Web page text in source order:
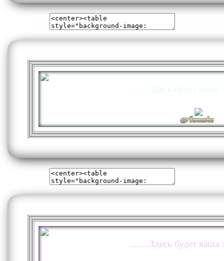
........Здесь будет ваша
........Здесь будет ваша